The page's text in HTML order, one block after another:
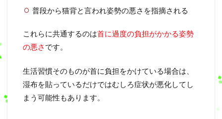
普段から猫背と言われ姿勢の悪さを指摘される
これらに共通するのは首に過度の負担がかかる姿勢
の悪さ です。
生活習慣そのものが首に負担をかけている場合は、
湿布を貼っているだけではむしろ症状が悪化してし
まう可能性もあります。